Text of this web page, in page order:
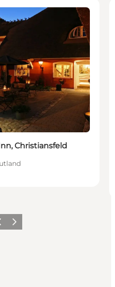
Christiansfeld
Avanti